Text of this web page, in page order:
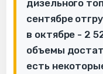
дизельного
сентябре
в октябре - 2
объемы
есть